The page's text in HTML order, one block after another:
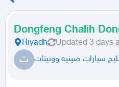
Dongfeng Chalih
Riyadh Updated 3 days
ت سيارات صينيه وونيتات